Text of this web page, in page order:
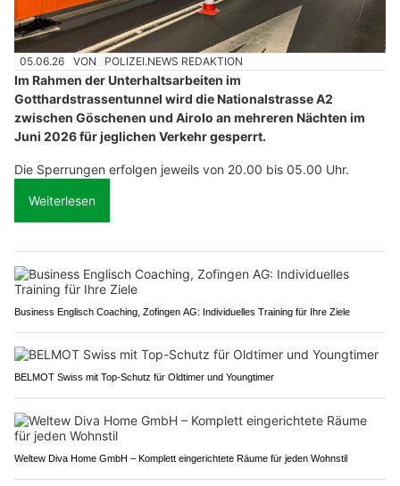
05.06.26 VON POLIZEI.NEWS REDAKTION
Im Rahmen der Unterhaltsarbeiten im
Gotthardstrassentunnel wird die Nationalstrasse A2
zwischen Göschenen und Airolo an mehreren Nächten im
Juni 2026 für jeglichen Verkehr gesperrt.
Die Sperrungen erfolgen jeweils von 20.00 bis 05.00 Uhr.
Weiterlesen
Business Englisch Coaching, Zofingen AG: Individuelles Training für Ihre Ziele
BELMOT Swiss mit Top-Schutz für Oldtimer und Youngtimer
Weltew Diva Home GmbH – Komplett eingerichtete Räume für jeden Wohnstil